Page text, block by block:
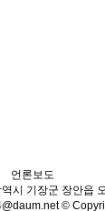
언론보도
시 기장군 장안읍
©